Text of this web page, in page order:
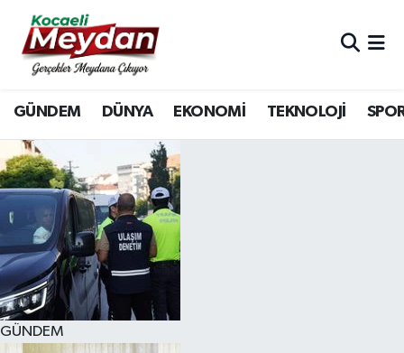
GÜNDEM DÜNYA EKONOMİ TEKNOLOJİ
GÜNDEM
Nöbetçi Eczaneler
Hava Durumu
Trafik Durumu
Süper Lig Puan Durumu ve Fikstür
Tüm Manşetler
Son Dakika Haberleri
Haber Arşivi